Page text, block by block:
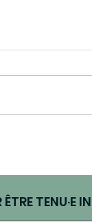
ÊTRE TENU·E